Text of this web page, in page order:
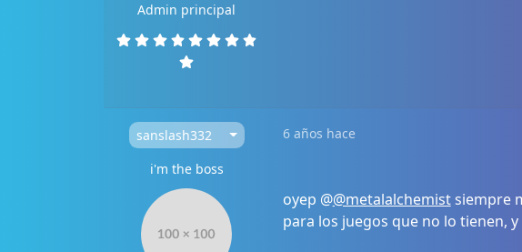
Admin principal
sanslash332
i'm the boss
6 años hace
oyep @@metalalchemistsiempre
para los juegos que no lo tienen,